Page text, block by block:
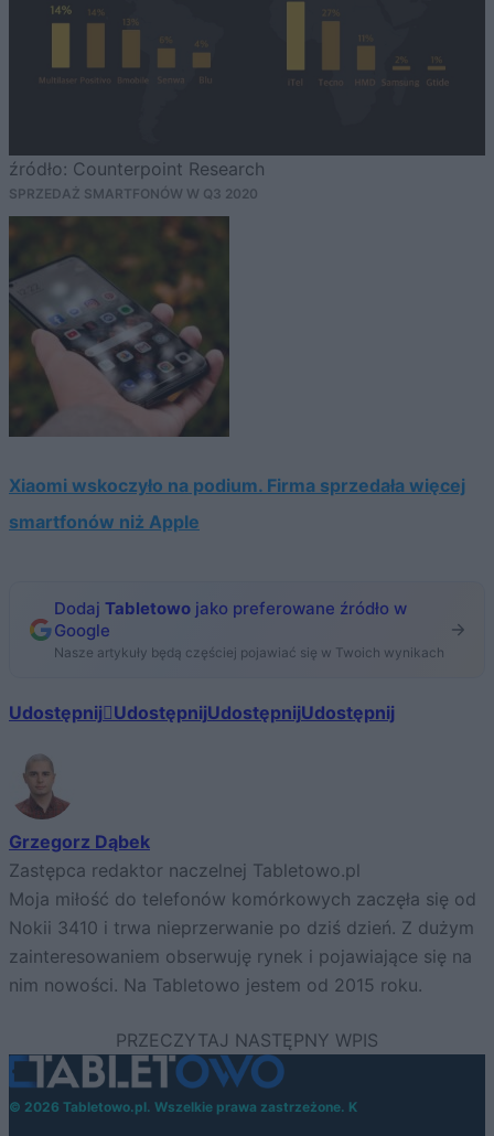
źródło: Counterpoint Research
SPRZEDAŻ SMARTFONÓW W Q3 2020
Xiaomi wskoczyło na podium. Firma sprzedała więcej
smartfonów niż Apple
Dodaj Tabletowo jako preferowane źródło w
Google
Nasze artykuły będą częściej pojawiać się w Twoich wynikach
Udostępnij UdostępnijUdostępnijUdostępnij
Grzegorz Dąbek
Zastępca redaktor naczelnej Tabletowo.pl
Moja miłość do telefonów komórkowych zaczęła się od
Nokii 3410 i trwa nieprzerwanie po dziś dzień. Z dużym
zainteresowaniem obserwuję rynek i pojawiające się na
nim nowości. Na Tabletowo jestem od 2015 roku.
© 2026 Tabletowo.pl. Wszelkie prawa zastrzeżone. K